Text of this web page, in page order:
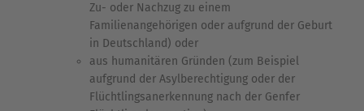
Zu- oder Nachzug zu einem
Familienangehörigen oder aufgrund der Geburt
in Deutschland) oder
aus humanitären Gründen (zum Beispiel
aufgrund der Asylberechtigung oder der
Flüchtlingsanerkennung nach der Genfer